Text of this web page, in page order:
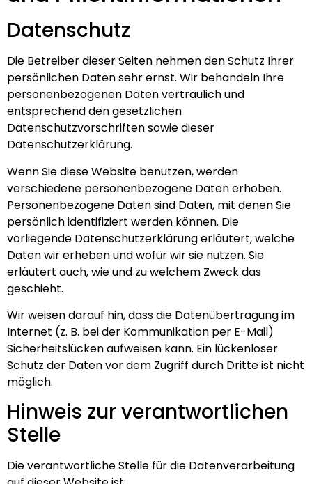
Datenschutz
Die Betreiber dieser Seiten nehmen den Schutz Ihrer
persönlichen Daten sehr ernst. Wir behandeln Ihre
personenbezogenen Daten vertraulich und
entsprechend den gesetzlichen
Datenschutzvorschriften sowie dieser
Datenschutzerklärung.
Wenn Sie diese Website benutzen, werden
verschiedene personenbezogene Daten erhoben.
Personenbezogene Daten sind Daten, mit denen Sie
persönlich identifiziert werden können. Die
vorliegende Datenschutzerklärung erläutert, welche
Daten wir erheben und wofür wir sie nutzen. Sie
erläutert auch, wie und zu welchem Zweck das
geschieht.
Wir weisen darauf hin, dass die Datenübertragung im
Internet (z. B. bei der Kommunikation per E-Mail)
Sicherheitslücken aufweisen kann. Ein lückenloser
Schutz der Daten vor dem Zugriff durch Dritte ist nicht
möglich.
Hinweis zur verantwortlichen
Stelle
Die verantwortliche Stelle für die Datenverarbeitung